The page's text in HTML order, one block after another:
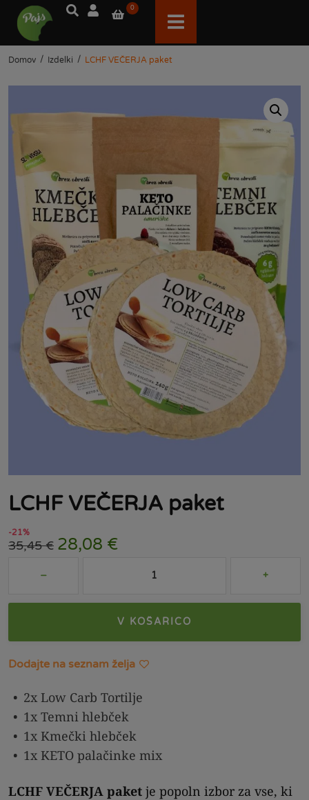
0
Domov / Izdelki / LCHF VEČERJA paket
LCHF VEČERJA paket
-21%
35,45€ 28,08 €
V KOŠARICO
Dodajte na seznam želja
2x Low Carb Tortilje
1x Temni hlebček
1x Kmečki hlebček
1x KETO palačinke mix
LCHF VEČERJA paket je popoln izbor za vse, ki